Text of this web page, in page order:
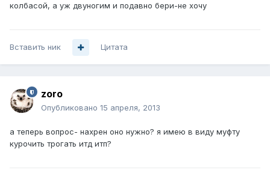
колбасой, а уж двуногим и подавно бери-не хочу
Вставить ник Цитата
zoro
Опубликовано 15 апреля, 2013
а теперь вопрос- нахрен оно нужно? я имею в виду муфту
курочить трогать итд итп?